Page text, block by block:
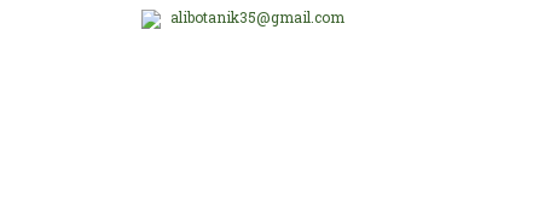
alibotanik35@gmail.com